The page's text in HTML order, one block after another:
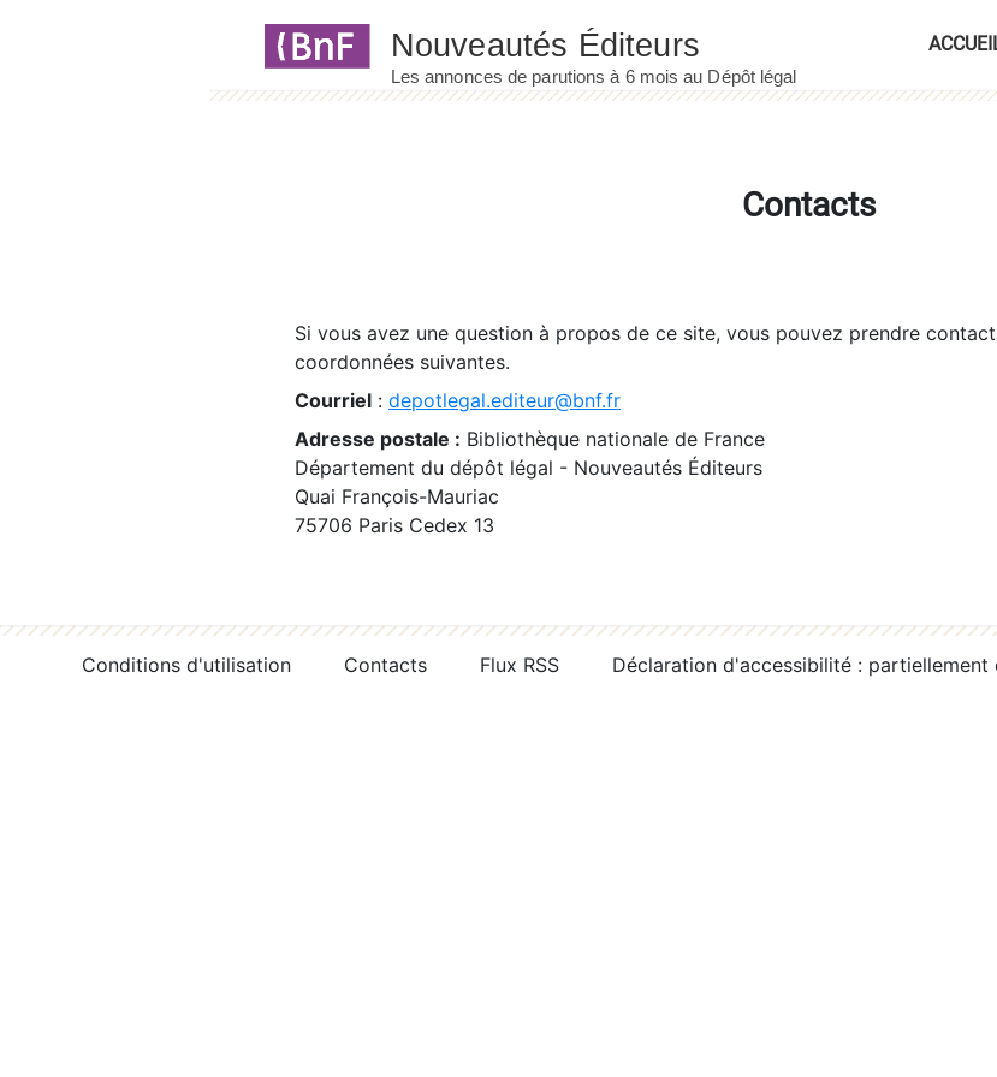
Contacts
Si vous avez une question à propos de ce site, vous pouvez prendre
coordonnées suivantes.
Courriel : depotlegal.editeur@bnf.fr
Adresse postale : Bibliothèque nationale de France
Département du dépôt légal - Nouveautés Éditeurs
Quai François-Mauriac
75706 Paris Cedex 13
Conditions d'utilisation Contacts Flux RSS Déclaration d'accessibilité : partiellement